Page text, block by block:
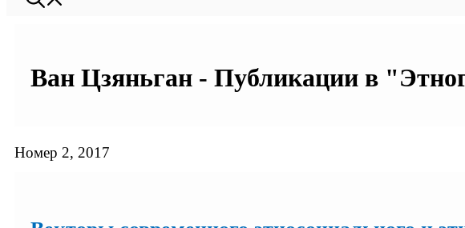
Ван Цзяньган - Публикации в
Номер 2, 2017